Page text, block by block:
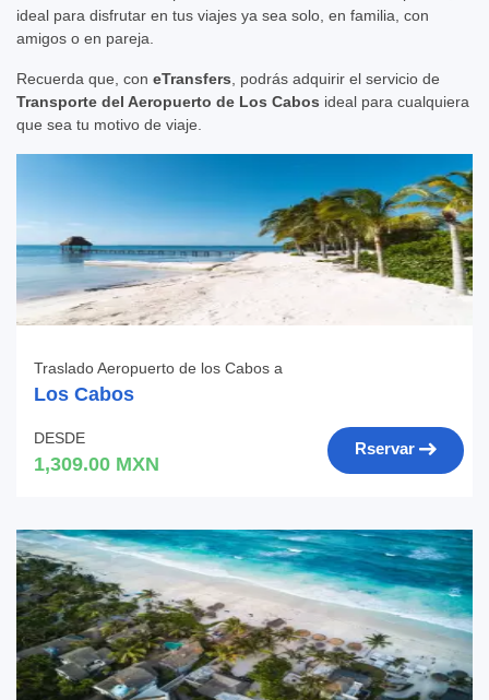
ideal para disfrutar en tus viajes ya sea solo, en familia, con
amigos o en pareja.
Recuerda que, con eTransfers , podrás adquirir el servicio de
Transporte del Aeropuerto de Los Cabos ideal para cualquiera
que sea tu motivo de viaje.
Traslado Aeropuerto de los Cabos a
Los Cabos
DESDE
1,309.00 MXN
Rservar